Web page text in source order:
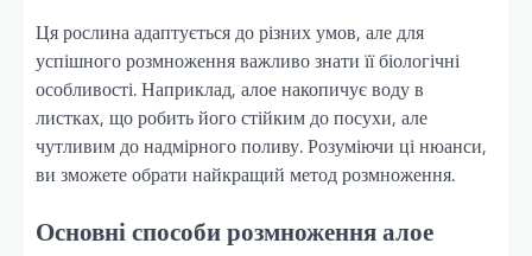
Ця рослина адаптується до різних умов, але для
успішного розмноження важливо знати її біологічні
особливості. Наприклад, алое накопичує воду в
листках, що робить його стійким до посухи, але
чутливим до надмірного поливу. Розуміючи ці нюанси,
ви зможете обрати найкращий метод розмноження.
Основні способи розмноження алое